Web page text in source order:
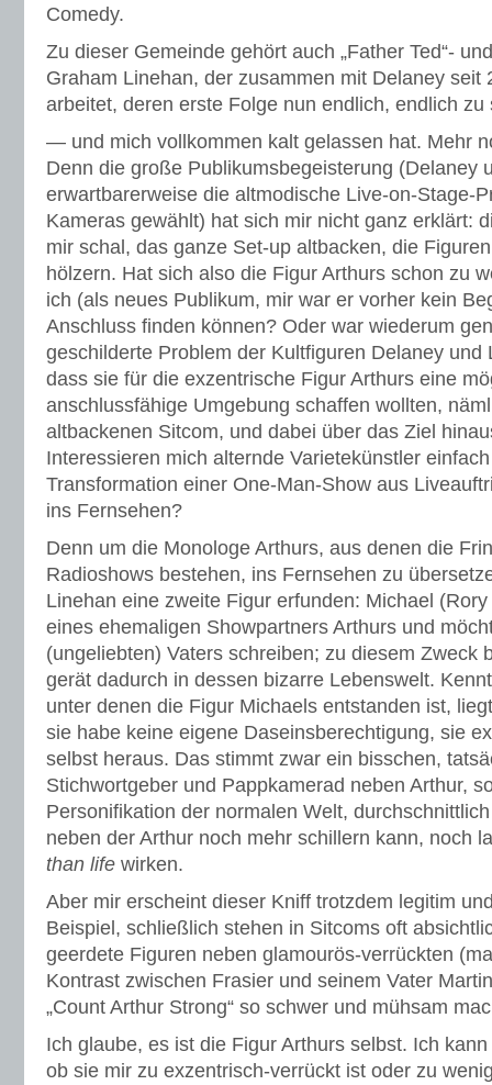
Comedy.
Zu dieser Gemeinde gehört auch „Father Ted“-
Graham Linehan, der zusammen mit Delaney seit
arbeitet, deren erste Folge nun endlich, endlich
— und mich vollkommen kalt gelassen hat. Mehr
Denn die große Publikumsbegeisterung (Delaney
erwartbarerweise die altmodische Live-on-Stage-
Kameras gewählt) hat sich mir nicht ganz erklärt:
mir schal, das ganze Set-up altbacken, die
hölzern. Hat sich also die Figur Arthurs schon zu
ich (als neues Publikum, mir war er vorher kein
Anschluss finden können? Oder war wiederum
geschilderte Problem der Kultfiguren Delaney und
dass sie für die exzentrische Figur Arthurs eine
anschlussfähige Umgebung schaffen wollten,
altbackenen Sitcom, und dabei über das Ziel
Interessieren mich alternde Varietekünstler
Transformation einer One-Man-Show aus
ins Fernsehen?
Denn um die Monologe Arthurs, aus denen die
Radioshows bestehen, ins Fernsehen zu
Linehan eine zweite Figur erfunden: Michael
eines ehemaligen Showpartners Arthurs und
(ungeliebten) Vaters schreiben; zu diesem Zweck
gerät dadurch in dessen bizarre Lebenswelt.
unter denen die Figur Michaels entstanden ist,
sie habe keine eigene Daseinsberechtigung, sie
selbst heraus. Das stimmt zwar ein bisschen,
Stichwortgeber und Pappkamerad neben Arthur,
Personifikation der normalen Welt,
neben der Arthur noch mehr schillern kann, noch
than life wirken.
Aber mir erscheint dieser Kniff trotzdem legitim
Beispiel, schließlich stehen in Sitcoms oft
geerdete Figuren neben glamourös-verrückten
Kontrast zwischen Frasier und seinem Vater
„Count Arthur Strong“ so schwer und mühsam
Ich glaube, es ist die Figur Arthurs selbst. Ich
ob sie mir zu exzentrisch-verrückt ist oder zu